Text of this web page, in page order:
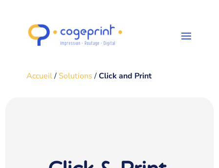
Accueil/ Solutions/Click and Print